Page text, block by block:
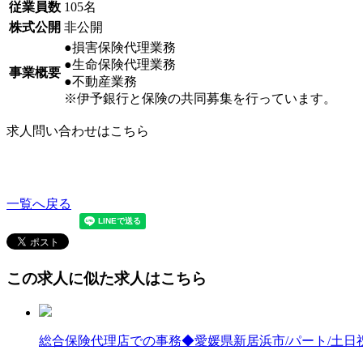
従業員数 105名
株式公開 非公開
事業概要
●損害保険代理業務
●生命保険代理業務
●不動産業務
※伊予銀行と保険の共同募集を行っています。
求人問い合わせはこちら
一覧へ戻る
この求人に似た求人はこちら
総合保険代理店での事務◆愛媛県新居浜市/パート/土日